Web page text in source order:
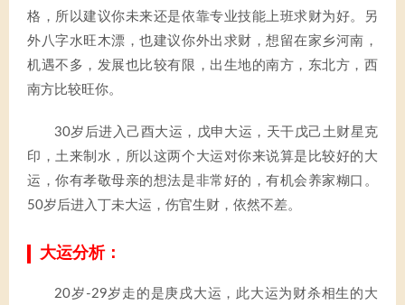
格，所以建议你未来还是依靠专业技能上班求财为好。另
外八字水旺木漂，也建议你外出求财，想留在家乡河南，
机遇不多，发展也比较有限，出生地的南方，东北方，西
南方比较旺你。
30岁后进入己酉大运，戊申大运，天干戊己土财星克
印，土来制水，所以这两个大运对你来说算是比较好的大
运，你有孝敬母亲的想法是非常好的，有机会养家糊口。
50岁后进入丁未大运，伤官生财，依然不差。
大运分析：
20岁-29岁走的是庚戌大运，此大运为财杀相生的大